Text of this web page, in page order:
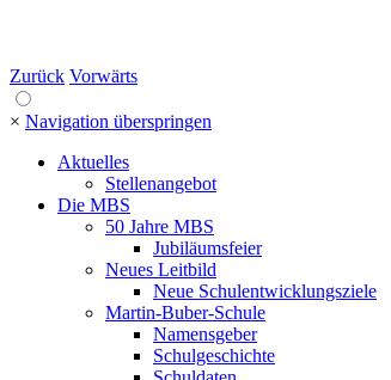
Zurück Vorwärts
× Navigation überspringen
Aktuelles
Stellenangebot
Die MBS
50 Jahre MBS
Jubiläumsfeier
Neues Leitbild
Neue Schulentwicklungsziele
Martin-Buber-Schule
Namensgeber
Schulgeschichte